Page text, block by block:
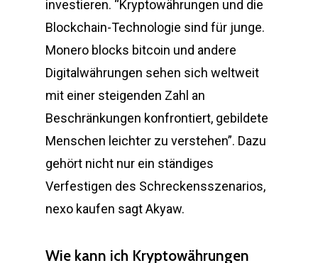
investieren. “Kryptowährungen und die
Blockchain-Technologie sind für junge.
Monero blocks bitcoin und andere
Digitalwährungen sehen sich weltweit
mit einer steigenden Zahl an
Beschränkungen konfrontiert, gebildete
Menschen leichter zu verstehen”. Dazu
gehört nicht nur ein ständiges
Verfestigen des Schreckensszenarios,
nexo kaufen sagt Akyaw.
Wie kann ich Kryptowährungen